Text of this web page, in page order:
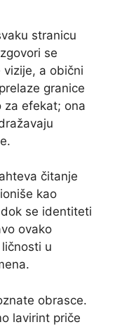
stranicu
se
a obični
granice
za efekat; ona
čitanje
kao
se identiteti
ovako
u
obrasce.
lavirint priče